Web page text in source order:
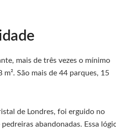
mais de três vezes o mínimo
m². São mais de 44 parques, 15
de Londres, foi erguido no
pedreiras abandonadas. Essa